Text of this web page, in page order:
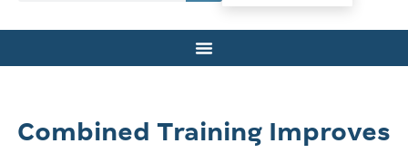
Combined Training Improves